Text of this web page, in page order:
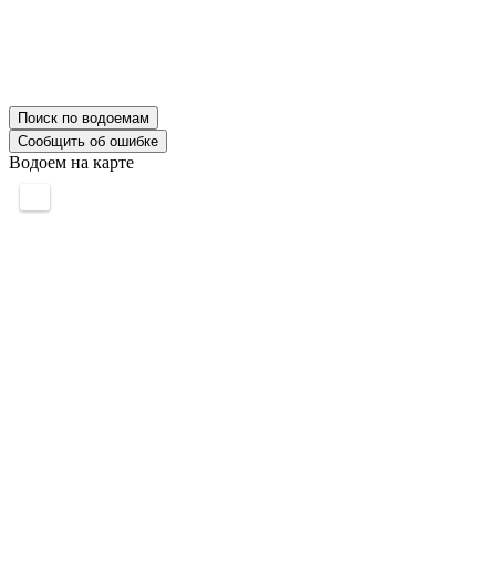
Поиск по водоемам
Сообщить об ошибке
Водоем на карте